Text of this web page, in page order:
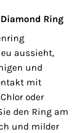
Ring
aussieht,
und
mit
oder
den Ring am
und milder